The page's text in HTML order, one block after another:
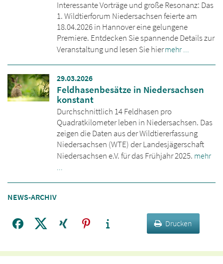
Interessante Vorträge und große Resonanz: Das
1. Wildtierforum Niedersachsen feierte am
18.04.2026 in Hannover eine gelungene
Premiere. Entdecken Sie spannende Details zur
Veranstaltung und lesen Sie hiermehr ...
29.03.2026
Feldhasenbesätze in Niedersachsen
konstant
Durchschnittlich 14 Feldhasen pro
Quadratkilometer leben in Niedersachsen. Das
zeigen die Daten aus der Wildtiererfassung
Niedersachsen (WTE) der Landesjägerschaft
Niedersachsen e.V. für das Frühjahr 2025. mehr
NEWS-ARCHIV
Drucken